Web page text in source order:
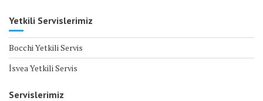
Yetkili Servislerimiz
Bocchi Yetkili Servis
İsvea Yetkili Servis
Servislerimiz